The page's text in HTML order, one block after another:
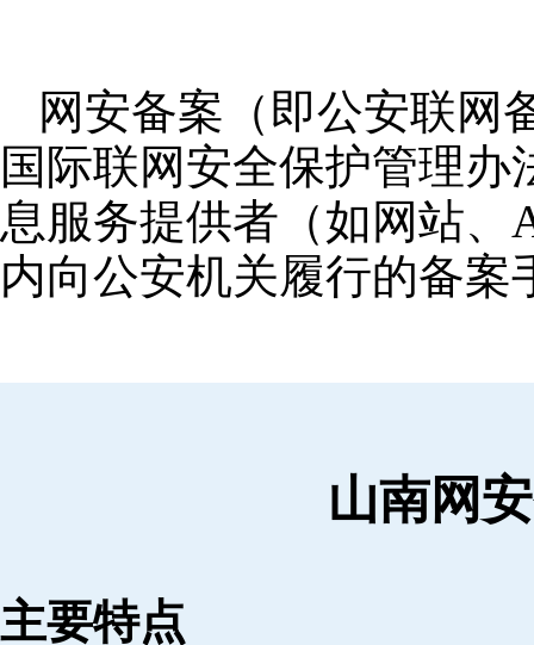
网安备案（即公安联网
国际联网安全保护管理
息服务提供者（如网站、
内向公安机关履行的备案
山南网
主要特点